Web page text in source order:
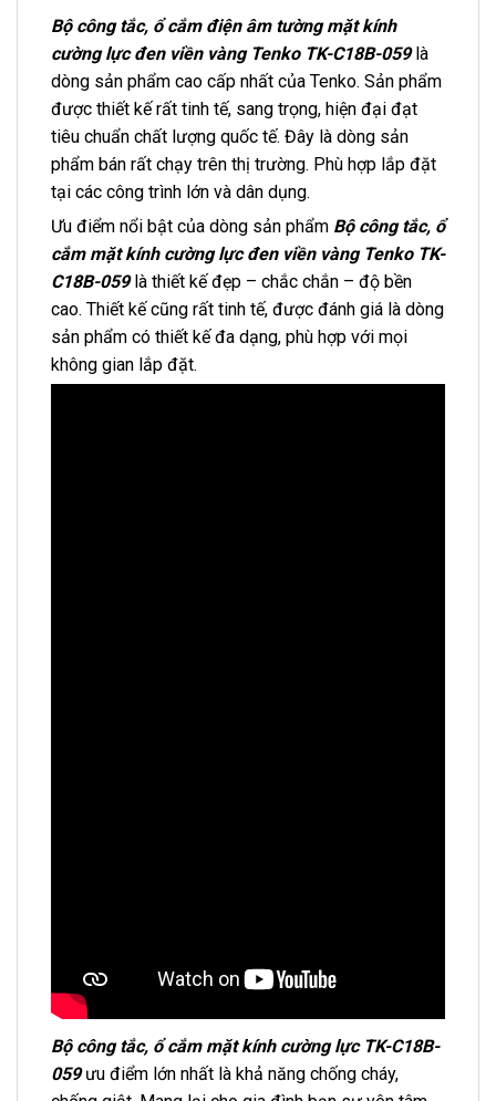
Bộ công tắc, ổ cắm điện âm tường mặt kính
cường lực đen viền vàng Tenko TK-C18B-059là
dòng sản phẩm cao cấp nhất của Tenko. Sản phẩm
được thiết kế rất tinh tế, sang trọng, hiện đại đạt
tiêu chuẩn chất lượng quốc tế. Đây là dòng sản
phẩm bán rất chạy trên thị trường. Phù hợp lắp đặt
tại các công trình lớn và dân dụng.
Ưu điểm nổi bật của dòng sản phẩm Bộ công tắc, ổ
cắm mặt kính cường lực đen viền vàng Tenko TK-
C18B-059là thiết kế đẹp – chắc chắn – độ bền
cao. Thiết kế cũng rất tinh tế, được đánh giá là dòng
sản phẩm có thiết kế đa dạng, phù hợp với mọi
không gian lắp đặt.
Bộ công tắc, ổ cắm mặt kính cường lực TK-C18B-
059ưu điểm lớn nhất là khả năng chống cháy,